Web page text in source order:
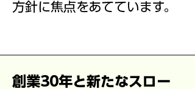
方針に焦点をあてています。
創業30年と新たなスロー